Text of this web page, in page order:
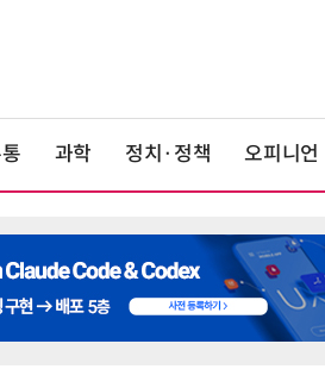
과학 정치·정책 오피니언